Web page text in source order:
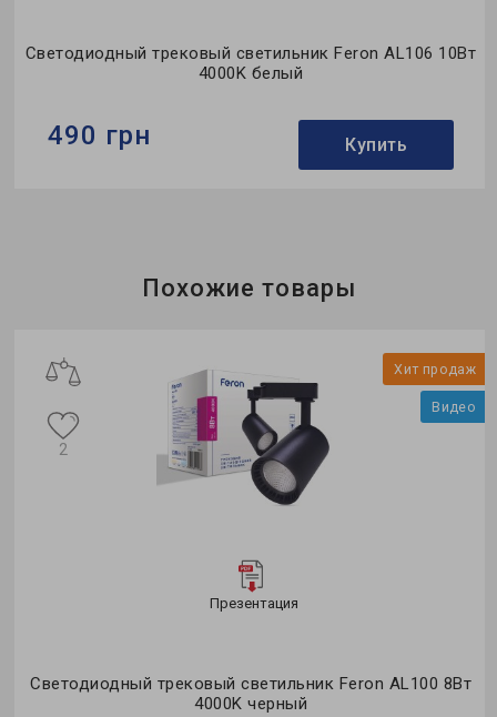
Светодиодный трековый светильник Feron AL106 10Вт
4000K белый
490 грн Купить
однофазные
Похожие товары
Хит продаж
Видео
Презентация
Светодиодный трековый светильник Feron AL100 8Вт
4000K черный
2